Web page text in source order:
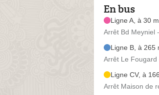
En bus
Ligne A, à 30 m
Arrêt Bd Meyniel
Ligne B, à 265
Arrêt Le Fougard
Ligne CV, à
Arrêt Maison de